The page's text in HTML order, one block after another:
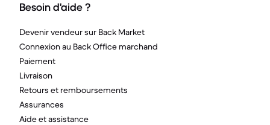
Besoin d'aide ?
Devenir vendeur sur Back Market
Connexion au Back Office marchand
Paiement
Livraison
Retours et remboursements
Assurances
Aide et assistance